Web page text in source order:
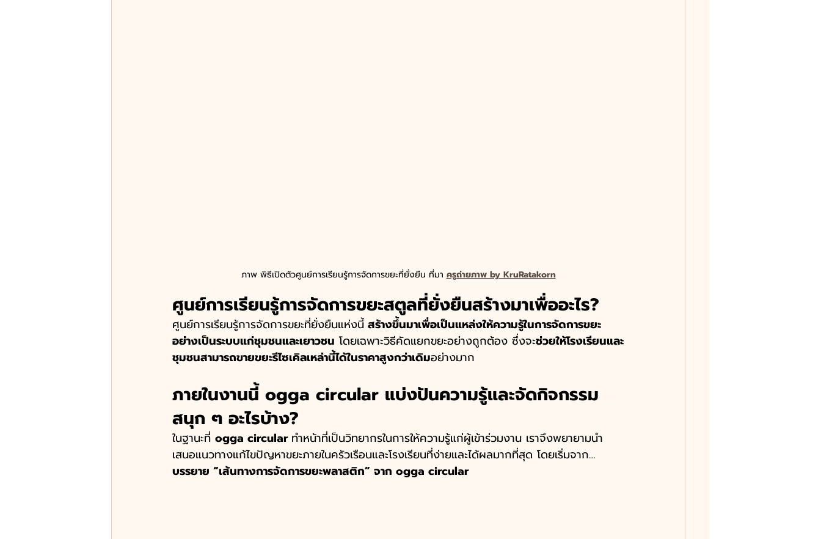
ภาพ พิธีเปิดตัวศูนย์การเรียนรู้การจัดการขยะที่ยั่งยืน ที่มา ครูถ่ายภาพ by KruRatakorn
ศูนย์การเรียนรู้การจัดการขยะสตูลที่ยั่งยืนสร้างมาเพื่ออะไร?
ศูนย์การเรียนรู้การจัดการขยะที่ยั่งยืนแห่งนี้ สร้างขึ้นมาเพื่อเป็นแหล่งให้ความรู้ในการจัดการขยะ
อย่างเป็นระบบแก่ชุมชนและเยาวชน โดยเฉพาะวิธีคัดแยกขยะอย่างถูกต้อง ซึ่งจะช่วยให้โรงเรียนและ
ชุมชนสามารถขายขยะรีไซเคิลเหล่านี้ได้ในราคาสูงกว่าเดิมอย่างมาก
ภายในงานนี้ ogga circular แบ่งปันความรู้และจัดกิจกรรม
สนุก ๆ อะไรบ้าง?
ในฐานะที่ ogga circular ทำหน้าที่เป็นวิทยากรในการให้ความรู้แก่ผู้เข้าร่วมงาน เราจึงพยายามนำ
เสนอแนวทางแก้ไขปัญหาขยะภายในครัวเรือนและโรงเรียนที่ง่ายและได้ผลมากที่สุด โดยเริ่มจาก…
บรรยาย “เส้นทางการจัดการขยะพลาสติก” จาก ogga circular